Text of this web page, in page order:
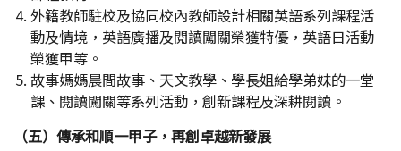
外籍教師駐校及協同校內教師設計相關英語系列課程活
動及情境，英語廣播及閱讀闖關榮獲特優，英語日活動
榮獲甲等。
故事媽媽晨間故事、天文教學、學長姐給學弟妹的一堂
課、閱讀闖關等系列活動，創新課程及深耕閱讀。
（五）傳承和順一甲子，再創卓越新發展